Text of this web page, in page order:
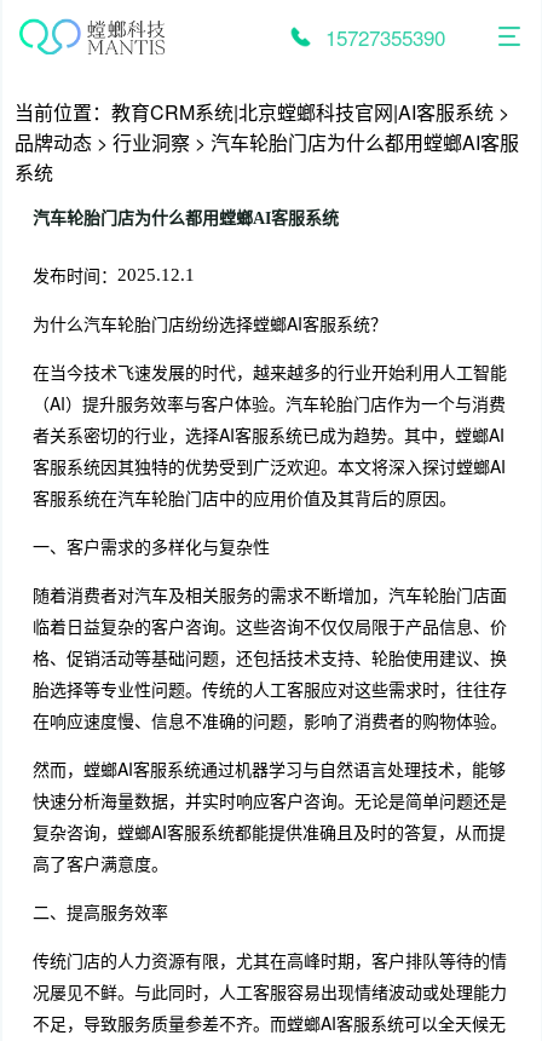
15727355390
当前位置： 教育CRM系统|北京螳螂科技官网|AI客服系统 >
品牌动态 > 行业洞察 > 汽车轮胎门店为什么都用螳螂AI客服
系统
汽车轮胎门店为什么都用螳螂AI客服系统
发布时间： 2025.12.1
为什么汽车轮胎门店纷纷选择螳螂AI客服系统？
在当今技术飞速发展的时代，越来越多的行业开始利用人工智能
（AI）提升服务效率与客户体验。汽车轮胎门店作为一个与消费
者关系密切的行业，选择AI客服系统已成为趋势。其中，螳螂AI
客服系统因其独特的优势受到广泛欢迎。本文将深入探讨螳螂AI
客服系统在汽车轮胎门店中的应用价值及其背后的原因。
一、客户需求的多样化与复杂性
随着消费者对汽车及相关服务的需求不断增加，汽车轮胎门店面
临着日益复杂的客户咨询。这些咨询不仅仅局限于产品信息、价
格、促销活动等基础问题，还包括技术支持、轮胎使用建议、换
胎选择等专业性问题。传统的人工客服应对这些需求时，往往存
在响应速度慢、信息不准确的问题，影响了消费者的购物体验。
然而，螳螂AI客服系统通过机器学习与自然语言处理技术，能够
快速分析海量数据，并实时响应客户咨询。无论是简单问题还是
复杂咨询，螳螂AI客服系统都能提供准确且及时的答复，从而提
高了客户满意度。
二、提高服务效率
传统门店的人力资源有限，尤其在高峰时期，客户排队等待的情
况屡见不鲜。与此同时，人工客服容易出现情绪波动或处理能力
不足，导致服务质量参差不齐。而螳螂AI客服系统可以全天候无